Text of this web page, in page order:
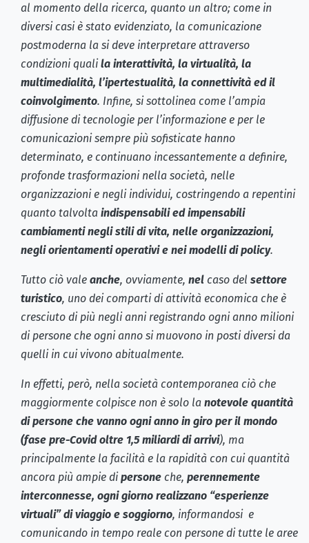
al momento della ricerca, quanto un altro; come in
diversi casi è stato evidenziato, la comunicazione
postmoderna la si deve interpretare attraverso
condizioni qualila interattività, la virtualità, la
multimedialità, l’ipertestualità, la connettività ed il
coinvolgimento. Infine, si sottolinea come l’ampia
diffusione di tecnologie per l’informazione e per le
comunicazioni sempre più sofisticate hanno
determinato, e continuano incessantemente a definire,
profonde trasformazioni nella società, nelle
organizzazioni e negli individui, costringendo a repentini
quanto talvolta indispensabili ed impensabili
cambiamenti negli stili di vita, nelle organizzazioni,
negli orientamenti operativi e nei modelli di policy.
Tutto ciò vale anche, ovviamente, nel caso del settore
turistico, uno dei comparti di attività economica che è
cresciuto di più negli anni registrando ogni anno milioni
di persone che ogni anno si muovono in posti diversi da
quelli in cui vivono abitualmente.
In effetti, però, nella società contemporanea ciò che
maggiormente colpisce non è solo la notevole quantità
di persone che vanno ogni anno in giro per il mondo
(fase pre-Covid oltre 1,5 miliardi di arrivi), ma
principalmente la facilità e la rapidità con cui quantità
ancora più ampie dipersone che, perennemente
interconnesse, ogni giorno realizzano “esperienze
virtuali” di viaggio e soggiorno, informandosi e
comunicando in tempo reale con persone di tutte le aree